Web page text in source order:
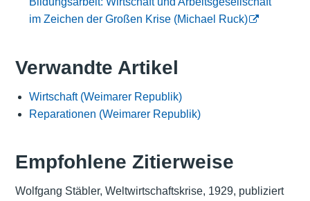
im Zeichen der Großen Krise (Michael Ruck)
Verwandte Artikel
Wirtschaft (Weimarer Republik)
Reparationen (Weimarer Republik)
Empfohlene Zitierweise
Wolfgang Stäbler, Weltwirtschaftskrise, 1929, publiziert